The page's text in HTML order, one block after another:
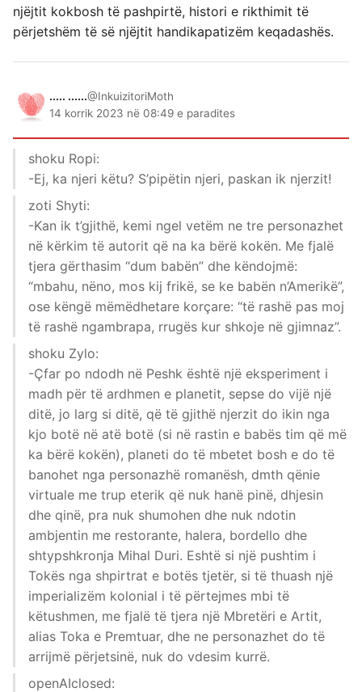
njëjtit kokbosh të pashpirtë, histori e rikthimit të
përjetshëm të së njëjtit handikapatizëm keqadashës.
..... ......@InkuizitoriMoth
14 korrik 2023 në 08:49 e paradites
shoku Ropi:
-Ej, ka njeri këtu? S’pipëtin njeri, paskan ik njerzit!
zoti Shyti:
-Kan ik t’gjithë, kemi ngel vetëm ne tre personazhet
në kërkim të autorit që na ka bërë kokën. Me fjalë
tjera gërthasim “dum babën” dhe këndojmë:
“mbahu, nëno, mos kij frikë, se ke babën n’Amerikë”,
ose këngë mëmëdhetare korçare: “të rashë pas moj
të rashë ngambrapa, rrugës kur shkoje në gjimnaz”.
shoku Zylo:
-Çfar po ndodh në Peshk është një eksperiment i
madh për të ardhmen e planetit, sepse do vijë një
ditë, jo larg si ditë, që të gjithë njerzit do ikin nga
kjo botë në atë botë (si në rastin e babës tim që më
ka bërë kokën), planeti do të mbetet bosh e do të
banohet nga personazhë romanësh, dmth qënie
virtuale me trup eterik që nuk hanë pinë, dhjesin
dhe qinë, pra nuk shumohen dhe nuk ndotin
ambjentin me restorante, halera, bordello dhe
shtypshkronja Mihal Duri. Eshtë si një pushtim i
Tokës nga shpirtrat e botës tjetër, si të thuash një
imperializëm kolonial i të përtejmes mbi të
këtushmen, me fjalë të tjera një Mbretëri e Artit,
alias Toka e Premtuar, dhe ne personazhet do të
arrijmë përjetsinë, nuk do vdesim kurrë.
openAIclosed: